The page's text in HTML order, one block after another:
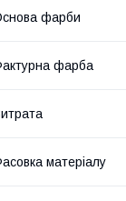
фарби
фарба
матеріалу